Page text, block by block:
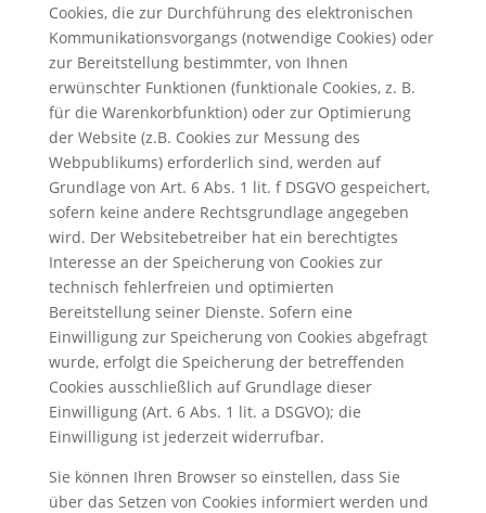
Cookies, die zur Durchführung des elektronischen
Kommunikationsvorgangs (notwendige Cookies) oder
zur Bereitstellung bestimmter, von Ihnen
erwünschter Funktionen (funktionale Cookies, z. B.
für die Warenkorbfunktion) oder zur Optimierung
der Website (z.B. Cookies zur Messung des
Webpublikums) erforderlich sind, werden auf
Grundlage von Art. 6 Abs. 1 lit. f DSGVO gespeichert,
sofern keine andere Rechtsgrundlage angegeben
wird. Der Websitebetreiber hat ein berechtigtes
Interesse an der Speicherung von Cookies zur
technisch fehlerfreien und optimierten
Bereitstellung seiner Dienste. Sofern eine
Einwilligung zur Speicherung von Cookies abgefragt
wurde, erfolgt die Speicherung der betreffenden
Cookies ausschließlich auf Grundlage dieser
Einwilligung (Art. 6 Abs. 1 lit. a DSGVO); die
Einwilligung ist jederzeit widerrufbar.
Sie können Ihren Browser so einstellen, dass Sie
über das Setzen von Cookies informiert werden und